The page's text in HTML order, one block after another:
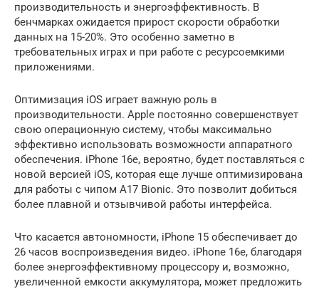
производительность и энергоэффективность. В
бенчмарках ожидается прирост скорости обработки
данных на 15-20%. Это особенно заметно в
требовательных играх и при работе с ресурсоемкими
приложениями.
Оптимизация iOS играет важную роль в
производительности. Apple постоянно совершенствует
свою операционную систему, чтобы максимально
эффективно использовать возможности аппаратного
обеспечения. iPhone 16e, вероятно, будет поставляться с
новой версией iOS, которая еще лучше оптимизирована
для работы с чипом A17 Bionic. Это позволит добиться
более плавной и отзывчивой работы интерфейса.
Что касается автономности, iPhone 15 обеспечивает до
26 часов воспроизведения видео. iPhone 16e, благодаря
более энергоэффективному процессору и, возможно,
увеличенной емкости аккумулятора, может предложить